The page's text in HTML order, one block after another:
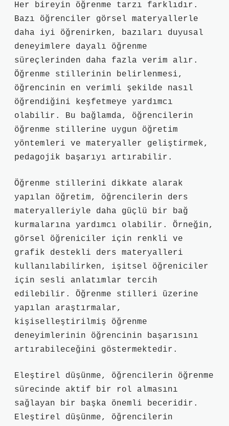
Her bireyin öğrenme tarzı farklıdır.
Bazı öğrenciler görsel materyallerle
daha iyi öğrenirken, bazıları duyusal
deneyimlere dayalı öğrenme
süreçlerinden daha fazla verim alır.
Öğrenme stillerinin belirlenmesi,
öğrencinin en verimli şekilde nasıl
öğrendiğini keşfetmeye yardımcı
olabilir. Bu bağlamda, öğrencilerin
öğrenme stillerine uygun öğretim
yöntemleri ve materyaller geliştirmek,
pedagojik başarıyı artırabilir.
Öğrenme stillerini dikkate alarak
yapılan öğretim, öğrencilerin ders
materyalleriyle daha güçlü bir bağ
kurmalarına yardımcı olabilir. Örneğin,
görsel öğreniciler için renkli ve
grafik destekli ders materyalleri
kullanılabilirken, işitsel öğreniciler
için sesli anlatımlar tercih
edilebilir. Öğrenme stilleri üzerine
yapılan araştırmalar,
kişiselleştirilmiş öğrenme
deneyimlerinin öğrencinin başarısını
artırabileceğini göstermektedir.
Eleştirel düşünme, öğrencilerin öğrenme
sürecinde aktif bir rol almasını
sağlayan bir başka önemli beceridir.
Eleştirel düşünme, öğrencilerin